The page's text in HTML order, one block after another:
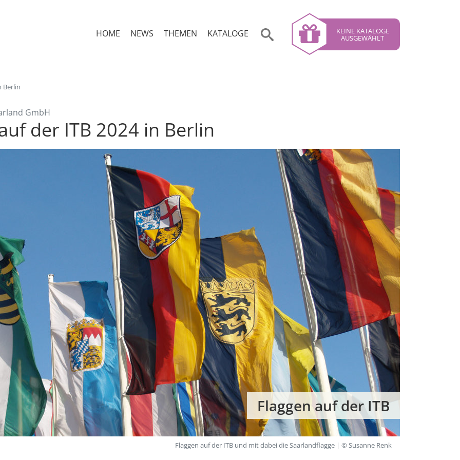
HOME NEWS THEMEN KATALOGE KEINE KATALOGE
AUSGEWÄHLT
Berlin
GmbH
der ITB 2024 in Berlin
Flaggen auf der ITB
Flaggen auf der ITB und mit dabei die Saarlandflagge | © Susanne Renk